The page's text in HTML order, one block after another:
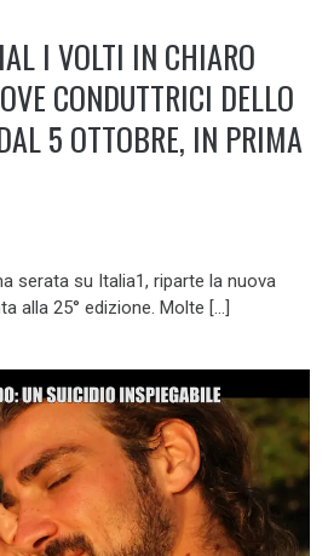
I VOLTI IN CHIARO
CONDUTTRICI DELLO
5 OTTOBRE, IN PRIMA
serata su Italia1, riparte la nuova
alla 25° edizione. Molte […]